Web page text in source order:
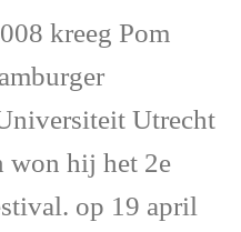
kreeg Pom
Utrecht
won hij het 2e
op 19 april